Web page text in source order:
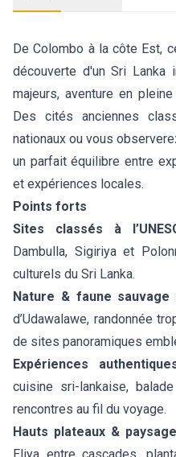
De Colombo à la côte Est,
découverte d'un Sri Lanka
majeurs, aventure en
Des cités anciennes
nationaux ou vous
un parfait équilibre entre
et expériences locales.
Points forts
Sites classés à
Dambulla, Sigiriya et
culturels du Sri Lanka.
Nature & faune sauvage
d’Udawalawe, randonnée
de sites panoramiques
Expériences
cuisine sri-lankaise,
rencontres au fil du voyage.
Hauts plateaux &